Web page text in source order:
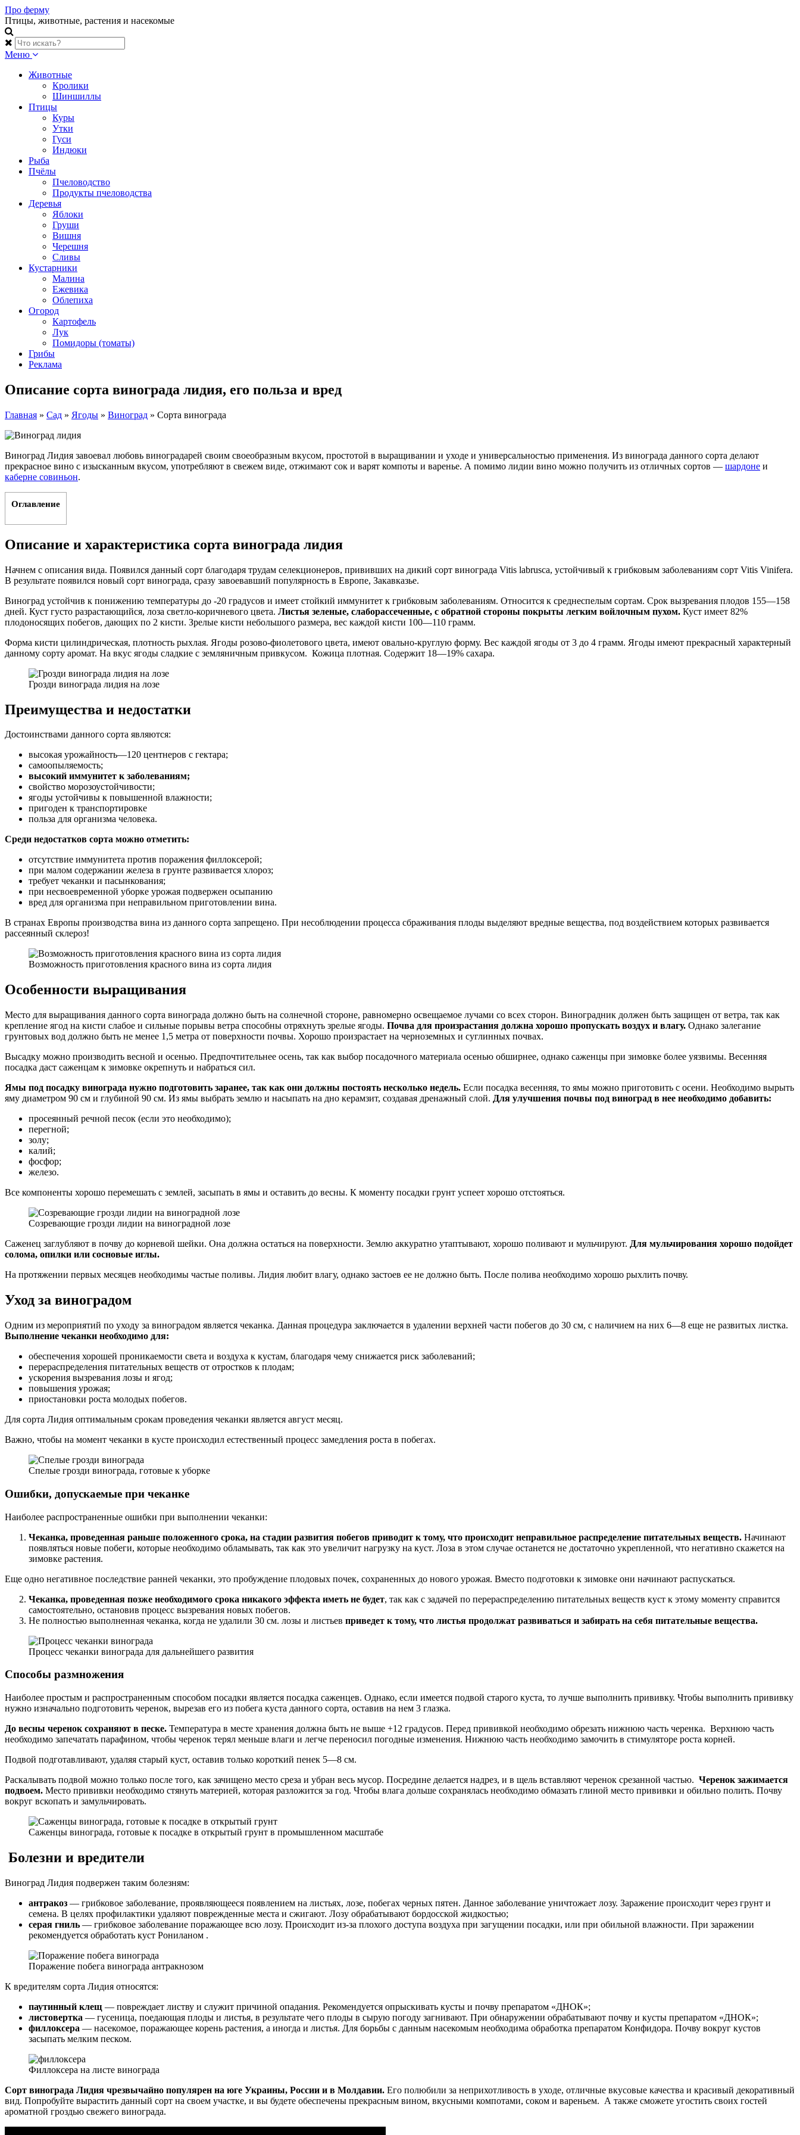
Skip
to
content
Про ферму
Птицы, животные, растения и насекомые
Меню
Животные
Кролики
Шиншиллы
Птицы
Куры
Утки
Гуси
Индюки
Рыба
Пчёлы
Пчеловодство
Продукты пчеловодства
Деревья
Яблоки
Груши
Вишня
Черешня
Сливы
Кустарники
Малина
Ежевика
Облепиха
Огород
Картофель
Лук
Помидоры (томаты)
Грибы
Реклама
Описание сорта винограда лидия, его польза и вред
Главная » Сад » Ягоды » Виноград » Сорта винограда
Виноград Лидия завоевал любовь виноградарей своим своеобразным вкусом, простотой в выращивании и уходе и универсальностью применения. Из винограда данного сорта делают
прекрасное вино с изысканным вкусом, употребляют в свежем виде, отжимают сок и варят компоты и варенье. А помимо лидии вино можно получить из отличных сортов — шардоне и
каберне совиньон.
Оглавление
Описание и характеристика сорта винограда лидия
Начнем с описания вида. Появился данный сорт благодаря трудам селекционеров, прививших на дикий сорт винограда Vitis labrusca, устойчивый к грибковым заболеваниям сорт Vitis Vinifera.
В результате появился новый сорт винограда, сразу завоевавший популярность в Европе, Закавказье.
Виноград устойчив к понижению температуры до -20 градусов и имеет стойкий иммунитет к грибковым заболеваниям. Относится к среднеспелым сортам. Срок вызревания плодов 155—158
дней. Куст густо разрастающийся, лоза светло-коричневого цвета. Листья зеленые, слаборассеченные, с обратной стороны покрыты легким войлочным пухом. Куст имеет 82%
плодоносящих побегов, дающих по 2 кисти. Зрелые кисти небольшого размера, вес каждой кисти 100—110 грамм.
Форма кисти цилиндрическая, плотность рыхлая. Ягоды розово-фиолетового цвета, имеют овально-круглую форму. Вес каждой ягоды от 3 до 4 грамм. Ягоды имеют прекрасный характерный
данному сорту аромат. На вкус ягоды сладкие с земляничным привкусом. Кожица плотная. Содержит 18—19% сахара.
Грозди винограда лидия на лозе
Преимущества и недостатки
Достоинствами данного сорта являются:
высокая урожайность—120 центнеров с гектара;
самоопыляемость;
высокий иммунитет к заболеваниям;
свойство морозоустойчивости;
ягоды устойчивы к повышенной влажности;
пригоден к транспортировке
польза для организма человека.
Среди недостатков сорта можно отметить:
отсутствие иммунитета против поражения филлоксерой;
при малом содержании железа в грунте развивается хлороз;
требует чеканки и пасынкования;
при несвоевременной уборке урожая подвержен осыпанию
вред для организма при неправильном приготовлении вина.
В странах Европы производства вина из данного сорта запрещено. При несоблюдении процесса сбраживания плоды выделяют вредные вещества, под воздействием которых развивается
рассеянный склероз!
Возможность приготовления красного вина из сорта лидия
Особенности выращивания
Место для выращивания данного сорта винограда должно быть на солнечной стороне, равномерно освещаемое лучами со всех сторон. Виноградник должен быть защищен от ветра, так как
крепление ягод на кисти слабое и сильные порывы ветра способны отряхнуть зрелые ягоды. Почва для произрастания должна хорошо пропускать воздух и влагу. Однако залегание
грунтовых вод должно быть не менее 1,5 метра от поверхности почвы. Хорошо произрастает на черноземных и суглинных почвах.
Высадку можно производить весной и осенью. Предпочтительнее осень, так как выбор посадочного материала осенью обширнее, однако саженцы при зимовке более уязвимы. Весенняя
посадка даст саженцам к зимовке окрепнуть и набраться сил.
Ямы под посадку винограда нужно подготовить заранее, так как они должны постоять несколько недель. Если посадка весенняя, то ямы можно приготовить с осени. Необходимо вырыть
яму диаметром 90 см и глубиной 90 см. Из ямы выбрать землю и насыпать на дно керамзит, создавая дренажный слой. Для улучшения почвы под виноград в нее необходимо добавить:
просеянный речной песок (если это необходимо);
перегной;
золу;
калий;
фосфор;
железо.
Все компоненты хорошо перемешать с землей, засыпать в ямы и оставить до весны. К моменту посадки грунт успеет хорошо отстояться.
Созревающие грозди лидии на виноградной лозе
Саженец заглубляют в почву до корневой шейки. Она должна остаться на поверхности. Землю аккуратно утаптывают, хорошо поливают и мульчируют. Для мульчирования хорошо подойдет
солома, опилки или сосновые иглы.
На протяжении первых месяцев необходимы частые поливы. Лидия любит влагу, однако застоев ее не должно быть. После полива необходимо хорошо рыхлить почву.
Уход за виноградом
Одним из мероприятий по уходу за виноградом является чеканка. Данная процедура заключается в удалении верхней части побегов до 30 см, с наличием на них 6—8 еще не развитых листка.
Выполнение чеканки необходимо для:
обеспечения хорошей проникаемости света и воздуха к кустам, благодаря чему снижается риск заболеваний;
перераспределения питательных веществ от отростков к плодам;
ускорения вызревания лозы и ягод;
повышения урожая;
приостановки роста молодых побегов.
Для сорта Лидия оптимальным срокам проведения чеканки является август месяц.
Важно, чтобы на момент чеканки в кусте происходил естественный процесс замедления роста в побегах.
Спелые грозди винограда, готовые к уборке
Ошибки, допускаемые при чеканке
Наиболее распространенные ошибки при выполнении чеканки:
Чеканка, проведенная раньше положенного срока, на стадии развития побегов приводит к тому, что происходит неправильное распределение питательных веществ. Начинают
появляться новые побеги, которые необходимо обламывать, так как это увеличит нагрузку на куст. Лоза в этом случае останется не достаточно укрепленной, что негативно скажется на
зимовке растения.
Еще одно негативное последствие ранней чеканки, это пробуждение плодовых почек, сохраненных до нового урожая. Вместо подготовки к зимовке они начинают распускаться.
Чеканка, проведенная позже необходимого срока никакого эффекта иметь не будет, так как с задачей по перераспределению питательных веществ куст к этому моменту справится
самостоятельно, остановив процесс вызревания новых побегов.
Не полностью выполненная чеканка, когда не удалили 30 см. лозы и листьев приведет к тому, что листья продолжат развиваться и забирать на себя питательные вещества.
Процесс чеканки винограда для дальнейшего развития
Способы размножения
Наиболее простым и распространенным способом посадки является посадка саженцев. Однако, если имеется подвой старого куста, то лучше выполнить прививку. Чтобы выполнить прививку
нужно изначально подготовить черенок, вырезав его из побега куста данного сорта, оставив на нем 3 глазка.
До весны черенок сохраняют в песке. Температура в месте хранения должна быть не выше +12 градусов. Перед прививкой необходимо обрезать нижнюю часть черенка. Верхнюю часть
необходимо запечатать парафином, чтобы черенок терял меньше влаги и легче переносил погодные изменения. Нижнюю часть необходимо замочить в стимуляторе роста корней.
Подвой подготавливают, удаляя старый куст, оставив только короткий пенек 5—8 см.
Раскалывать подвой можно только после того, как зачищено место среза и убран весь мусор. Посредине делается надрез, и в щель вставляют черенок срезанной частью. Черенок зажимается
подвоем. Место прививки необходимо стянуть материей, которая разложится за год. Чтобы влага дольше сохранялась необходимо обмазать глиной место прививки и обильно полить. Почву
вокруг вскопать и замульчировать.
Саженцы винограда, готовые к посадке в открытый грунт в промышленном масштабе
Болезни и вредители
Виноград Лидия подвержен таким болезням:
антракоз — грибковое заболевание, проявляющееся появлением на листьях, лозе, побегах черных пятен. Данное заболевание уничтожает лозу. Заражение происходит через грунт и
семена. В целях профилактики удаляют поврежденные места и сжигают. Лозу обрабатывают бордосской жидкостью;
серая гниль — грибковое заболевание поражающее всю лозу. Происходит из-за плохого доступа воздуха при загущении посадки, или при обильной влажности. При заражении
рекомендуется обработать куст Рониланом .
Поражение побега винограда антракнозом
К вредителям сорта Лидия относятся:
паутинный клещ — повреждает листву и служит причиной опадания. Рекомендуется опрыскивать кусты и почву препаратом «ДНОК»;
листовертка — гусеница, поедающая плоды и листья, в результате чего плоды в сырую погоду загнивают. При обнаружении обрабатывают почву и кусты препаратом «ДНОК»;
филлоксера — насекомое, поражающее корень растения, а иногда и листья. Для борьбы с данным насекомым необходима обработка препаратом Конфидора. Почву вокруг кустов
засыпать мелким песком.
Филлоксера на листе винограда
Сорт винограда Лидия чрезвычайно популярен на юге Украины, России и в Молдавии. Его полюбили за неприхотливость в уходе, отличные вкусовые качества и красивый декоративный
вид. Попробуйте вырастить данный сорт на своем участке, и вы будете обеспечены прекрасным вином, вкусными компотами, соком и вареньем. А также сможете угостить своих гостей
ароматной гроздью свежего винограда.